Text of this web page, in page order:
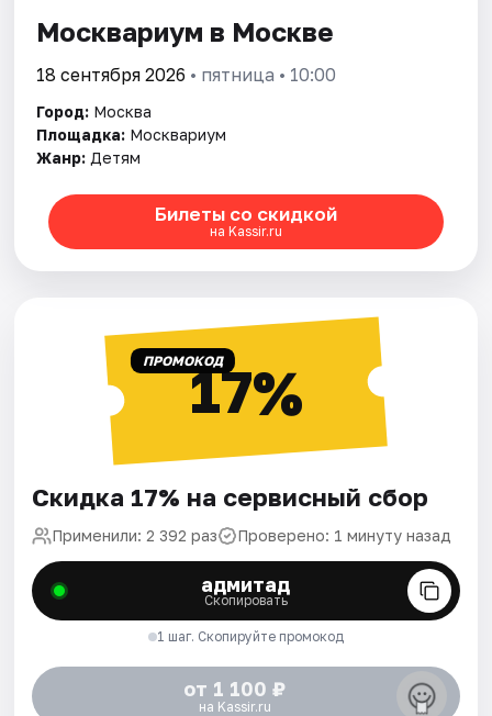
Москвариум в Москве
18 сентября 2026 • пятница • 10:00
Город: Москва
Площадка: Москвариум
Жанр: Детям
Билеты со скидкой
на Kassir.ru
ПРОМОКОД17%
Скидка 17% на сервисный сбор
Применили: 2 392 раз Проверено: 1 минуту назад
адмитад
Скопировать
1 шаг. Скопируйте промокод
от 1 100 ₽
на Kassir.ru